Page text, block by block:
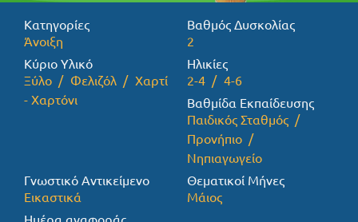
Προσφορές
Κατηγορίες
Άνοιξη
Βαθμός Δυσκολίας
2
Κύριο Υλικό
Ξύλο
Φελιζόλ
Χαρτί
- Χαρτόνι
Ηλικίες
2-4
4-6
Βαθμίδα Εκπαίδευσης
Παιδικός Σταθμός
Προνήπιο
Νηπιαγωγείο
Γνωστικό Αντικείμενο
Εικαστικά
Θεματικοί Μήνες
Μάιος